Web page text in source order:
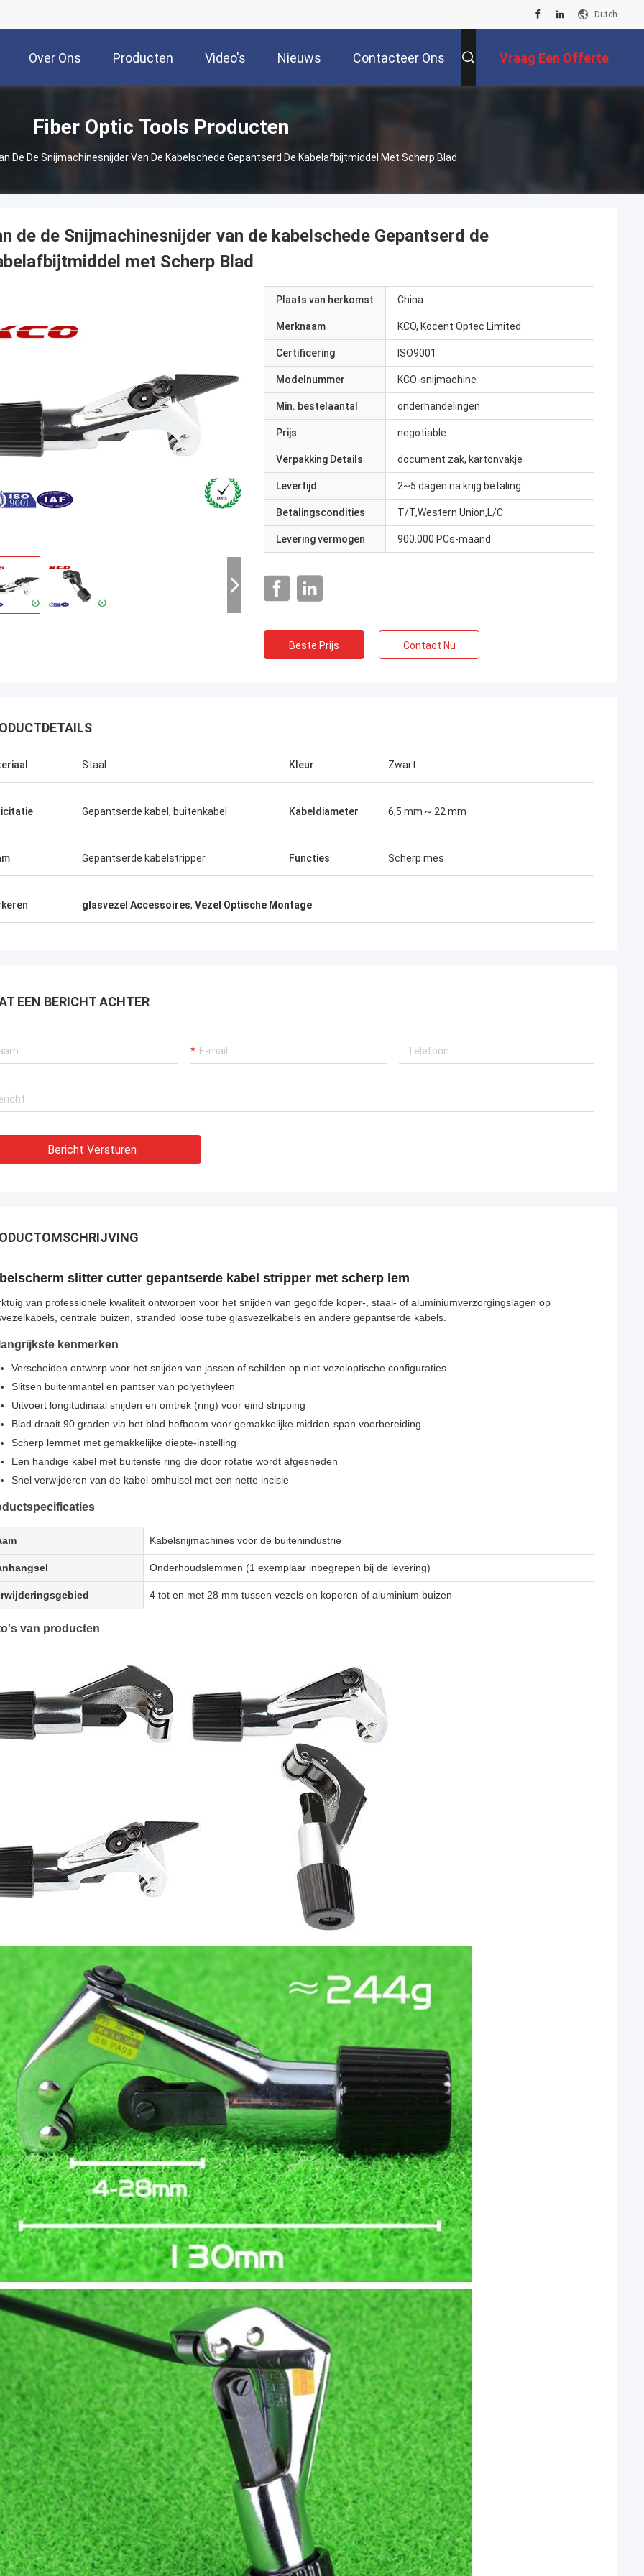
Dutch
Over Ons Producten Video's Nieuws Contacteer Ons Vraag Een Offerte
Fiber Optic Tools Producten
De De Snijmachinesnijder Van De Kabelschede Gepantserd De Kabelafbijtmiddel Met Scherp Blad
De heer Thang Nguyen
partners, we bestellen elke
2 tot 3 containers van 40' van
kwaliteit is erg mooiMet hun
we veel telecomprojecten.
partner. In meer dan 10 jaar
samenwerking winnen we samen veel
dropkabelkwaliteit zijn de beste.Hun
producten zijn nu de dekmantel van mijn
de de Snijmachinesnijder van de kabelschede Gepantserd de
met Scherp Blad
Plaats van herkomst China
Merknaam KCO, Kocent Optec Limited
Certificering ISO9001
Modelnummer KCO-snijmachine
Min. bestelaantal onderhandelingen
Prijs negotiable
Verpakking Details document zak, kartonvakje
Levertijd 2~5 dagen na krijg betaling
Betalingscondities T/T,Western Union,L/C
Levering vermogen 900.000 PCs-maand
Beste Prijs Contact Nu
Staal Kleur Zwart
Gepantserde kabel, buitenkabel Kabeldiameter 6,5 mm ~ 22 mm
Gepantserde kabelstripper Functies Scherp mes
glasvezel Accessoires, Vezel Optische Montage
EEN BERICHT ACHTER
Bericht Versturen
slitter cutter gepantserde kabel stripper met scherp lem
van professionele kwaliteit ontworpen voor het snijden van gegolfde koper-, staal- of aluminiumverzorgingslagen op
centrale buizen, stranded loose tube glasvezelkabels en andere gepantserde kabels.
kenmerken
Verscheiden ontwerp voor het snijden van jassen of schilden op niet-vezeloptische configuraties
Slitsen buitenmantel en pantser van polyethyleen
Uitvoert longitudinaal snijden en omtrek (ring) voor eind stripping
Blad draait 90 graden via het blad hefboom voor gemakkelijke midden-span voorbereiding
Scherp lemmet met gemakkelijke diepte-instelling
Een handige kabel met buitenste ring die door rotatie wordt afgesneden
Snel verwijderen van de kabel omhulsel met een nette incisie
Kabelsnijmachines voor de buitenindustrie
Onderhoudslemmen (1 exemplaar inbegrepen bij de levering)
4 tot en met 28 mm tussen vezels en koperen of aluminium buizen
van producten